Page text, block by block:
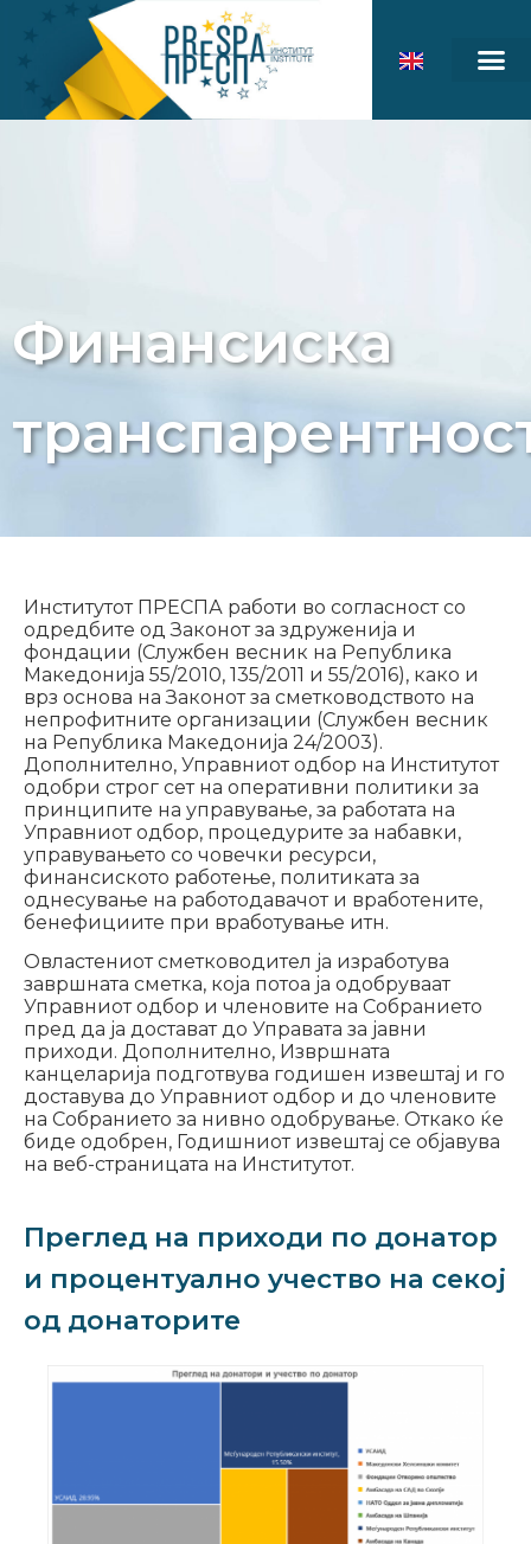
Финансиска
Институтот ПРЕСПА работи во согласност со
одредбите од Законот за здруженија и
фондации (Службен весник на Република
Македонија 55/2010, 135/2011 и 55/2016), како и
врз основа на Законот за сметководството на
непрофитните организации (Службен весник
на Република Македонија 24/2003).
Дополнително, Управниот одбор на Институтот
одобри строг сет на оперативни политики за
принципите на управување, за работата на
Управниот одбор, процедурите за набавки,
управувањето со човечки ресурси,
финансиското работење, политиката за
однесување на работодавачот и вработените,
бенефициите при вработување итн.
Овластениот сметководител ја изработува
завршната сметка, која потоа ја одобруваат
Управниот одбор и членовите на Собранието
пред да ја достават до Управата за јавни
приходи. Дополнително, Извршната
канцеларија подготвува годишен извештај и го
доставува до Управниот одбор и до членовите
на Собранието за нивно одобрување. Откако ќе
биде одобрен, Годишниот извештај се објавува
на веб-страницата на Институтот.
Преглед на приходи по донатор
и процентуално учество на секој
од донаторите